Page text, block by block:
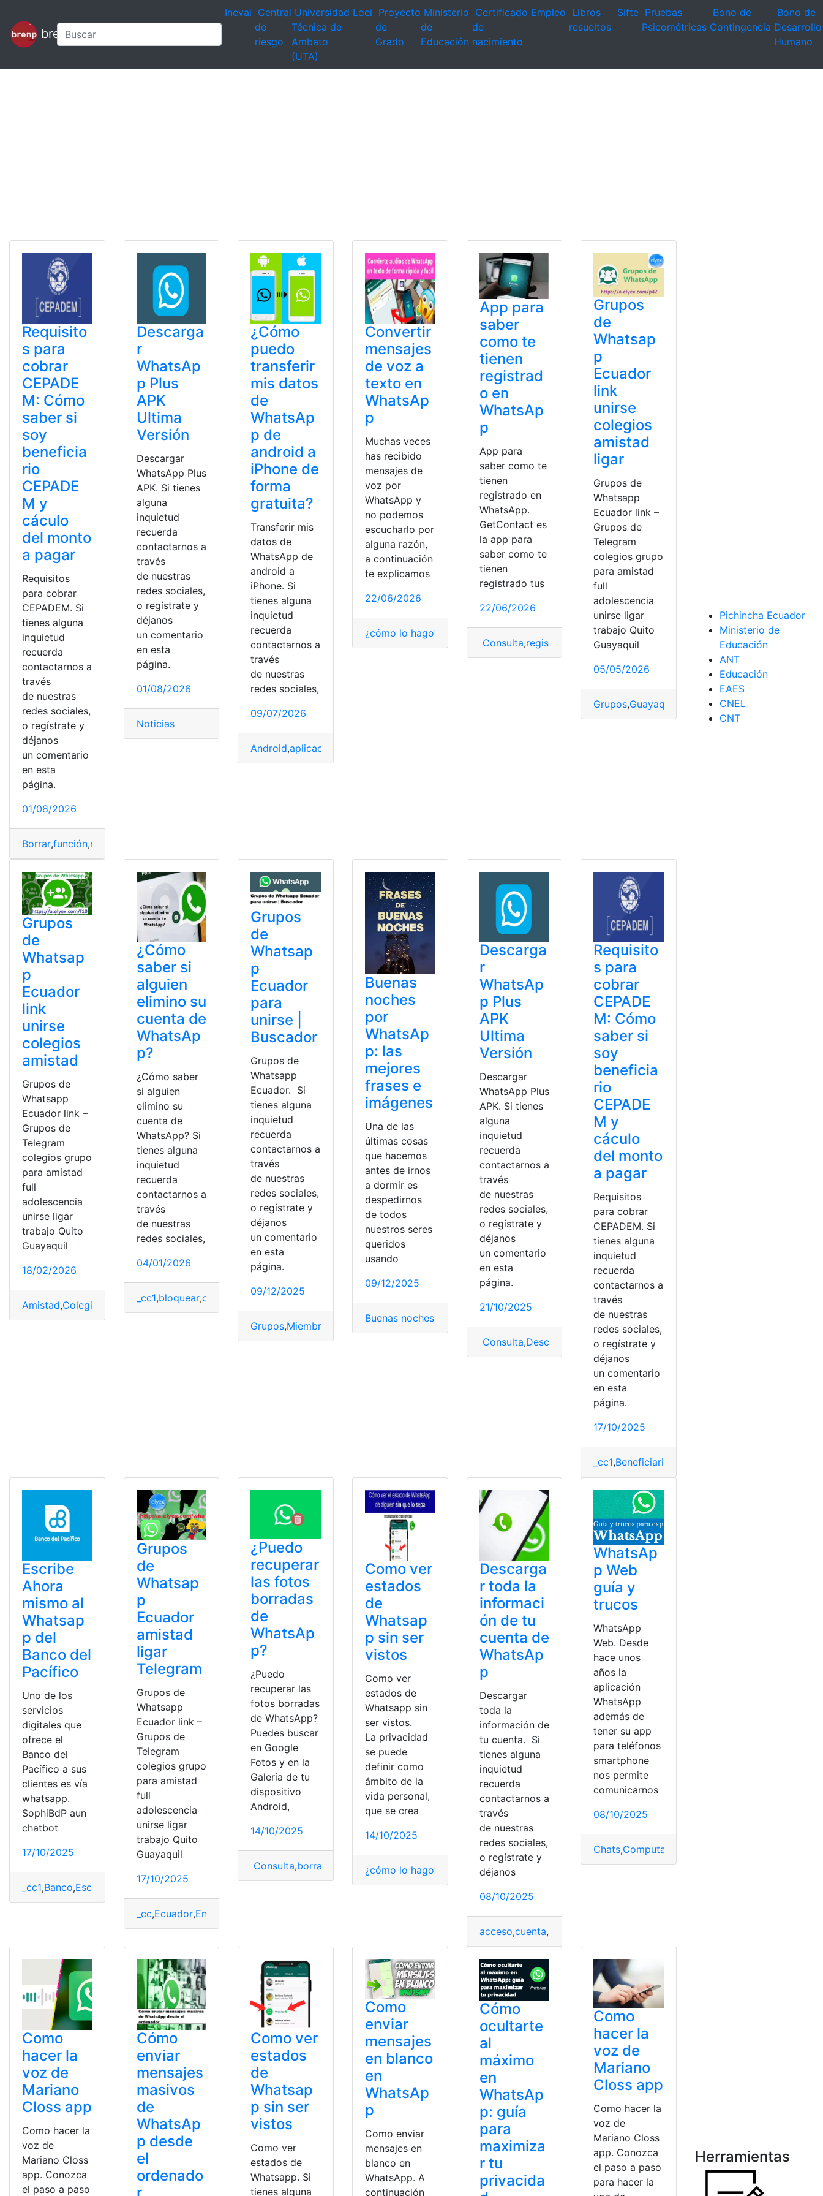
brenp
Ineval Central
de
riesgo
Universidad
Técnica de
Ambato
(UTA)
Loei Proyecto
de
Grado
Ministerio
de
Educación
Certificado
de
nacimiento
Empleo Libros
resueltos
Sifte Pruebas
Psicométricas
Bono de
Contingencia
Bono de
Desarrollo
Humano
Requisito
s para
cobrar
CEPADE
M: Cómo
saber si
soy
beneficia
rio
CEPADE
M y
cáculo
del monto
a pagar
Requisitos
para cobrar
CEPADEM. Si
tienes alguna
inquietud
recuerda
contactarnos a
través
de nuestras
redes sociales,
o regístrate y
déjanos
un comentario
en esta
página.
01/08/2026
Borrar,función,memorias
Descarga
r
WhatsAp
p Plus
APK
Ultima
Versión
Descargar
WhatsApp Plus
APK. Si tienes
alguna
inquietud
recuerda
contactarnos a
través
de nuestras
redes sociales,
o regístrate y
déjanos
un comentario
en esta
página.
01/08/2026
Noticias
¿Cómo
puedo
transferir
mis datos
de
WhatsAp
p de
android a
iPhone de
forma
gratuita?
Transferir mis
datos de
WhatsApp de
android a
iPhone. Si
tienes alguna
inquietud
recuerda
contactarnos a
través
de nuestras
redes sociales,
09/07/2026
Android,aplicaciones
Convertir
mensajes
de voz a
texto en
WhatsAp
p
Muchas veces
has recibido
mensajes de
voz por
WhatsApp y
no podemos
escucharlo por
alguna razón,
a continuación
te explicamos
22/06/2026
¿cómo lo hago? mensajes de texto,mensajes de voz
App para
saber
como te
tienen
registrad
o en
WhatsAp
p
App para
saber como te
tienen
registrado en
WhatsApp.
GetContact es
la app para
saber como te
tienen
registrado tus
22/06/2026
Consulta,registro WhatsApp
Grupos
de
Whatsap
p
Ecuador
link
unirse
colegios
amistad
ligar
Grupos de
Whatsapp
Ecuador link –
Grupos de
Telegram
colegios grupo
para amistad
full
adolescencia
unirse ligar
trabajo Quito
Guayaquil
05/05/2026
Grupos,Guayaquil Noticias WhatsApp
Grupos
de
Whatsap
p
Ecuador
link
unirse
colegios
amistad
Grupos de
Whatsapp
Ecuador link –
Grupos de
Telegram
colegios grupo
para amistad
full
adolescencia
unirse ligar
trabajo Quito
Guayaquil
18/02/2026
Amistad,Colegios Ecuador,Grupos,WhatsApp
¿Cómo
saber si
alguien
elimino su
cuenta de
WhatsAp
p?
¿Cómo saber
si alguien
elimino su
cuenta de
WhatsApp? Si
tienes alguna
inquietud
recuerda
contactarnos a
través
de nuestras
redes sociales,
04/01/2026
_cc1,bloquear,cuenta eliminar,Usuario
Grupos
de
Whatsap
p
Ecuador
para
unirse |
Buscador
Grupos de
Whatsapp
Ecuador. Si
tienes alguna
inquietud
recuerda
contactarnos a
través
de nuestras
redes sociales,
o regístrate y
déjanos
un comentario
en esta
página.
09/12/2025
Grupos,Miembros Redes sociales,WhatsApp WhatsApp web
Buenas
noches
por
WhatsAp
p: las
mejores
frases e
imágenes
Una de las
últimas cosas
que hacemos
antes de irnos
a dormir es
despedirnos
de todos
nuestros seres
queridos
usando
09/12/2025
Buenas noches, WhatsApp
Descarga
r
WhatsAp
p Plus
APK
Ultima
Versión
Descargar
WhatsApp Plus
APK. Si tienes
alguna
inquietud
recuerda
contactarnos a
través
de nuestras
redes sociales,
o regístrate y
déjanos
un comentario
en esta
página.
21/10/2025
Consulta,Descargar WhatsApp Plus APK
Requisito
s para
cobrar
CEPADE
M: Cómo
saber si
soy
beneficia
rio
CEPADE
M y
cáculo
del monto
a pagar
Requisitos
para cobrar
CEPADEM. Si
tienes alguna
inquietud
recuerda
contactarnos a
través
de nuestras
redes sociales,
o regístrate y
déjanos
un comentario
en esta
página.
17/10/2025
_cc1,Beneficiario
Escribe
Ahora
mismo al
Whatsap
p del
Banco del
Pacífico
Uno de los
servicios
digitales que
ofrece el
Banco del
Pacífico a sus
clientes es vía
whatsapp.
SophiBdP aun
chatbot
17/10/2025
_cc1,Banco,Escribe pacífico SophiBdP
Grupos
de
Whatsap
p
Ecuador
amistad
ligar
Telegram
Grupos de
Whatsapp
Ecuador link –
Grupos de
Telegram
colegios grupo
para amistad
full
adolescencia
unirse ligar
trabajo Quito
Guayaquil
17/10/2025
_cc,Ecuador,Entretenimiento
¿Puedo
recuperar
las fotos
borradas
de
WhatsAp
p?
¿Puedo
recuperar las
fotos borradas
de WhatsApp?
Puedes buscar
en Google
Fotos y en la
Galería de tu
dispositivo
Android,
14/10/2025
Consulta,borradas Fotos,recuperar,WhatsApp
Como ver
estados
de
Whatsap
p sin ser
vistos
Como ver
estados de
Whatsapp sin
ser vistos.
La privacidad
se puede
definir como
ámbito de la
vida personal,
que se crea
14/10/2025
¿cómo lo hago? Consulta,estados
Descarga
r toda la
informaci
ón de tu
cuenta de
WhatsAp
p
Descargar
toda la
información de
tu cuenta. Si
tienes alguna
inquietud
recuerda
contactarnos a
través
de nuestras
redes sociales,
o regístrate y
déjanos
08/10/2025
acceso,cuenta,
WhatsAp
p Web
guía y
trucos
WhatsApp
Web. Desde
hace unos
años la
aplicación
WhatsApp
además de
tener su app
para teléfonos
smartphone
nos permite
comunicarnos
08/10/2025
Chats,Computador
Como
hacer la
voz de
Mariano
Closs app
Como hacer la
voz de
Mariano Closs
app. Conozca
el paso a paso
Cómo
enviar
mensajes
masivos
de
WhatsAp
p desde
el
ordenado
r
Como ver
estados
de
Whatsap
p sin ser
vistos
Como ver
estados de
Whatsapp. Si
tienes alguna
Como
enviar
mensajes
en blanco
en
WhatsAp
p
Como enviar
mensajes en
blanco en
WhatsApp. A
continuación
Cómo
ocultarte
al
máximo
en
WhatsAp
p: guía
para
maximiza
r tu
privacida
Como
hacer la
voz de
Mariano
Closs app
Como hacer la
voz de
Mariano Closs
app. Conozca
el paso a paso
para hacer la
Pichincha Ecuador
Ministerio de
Educación
ANT
Educación
EAES
CNEL
CNT
Herramientas